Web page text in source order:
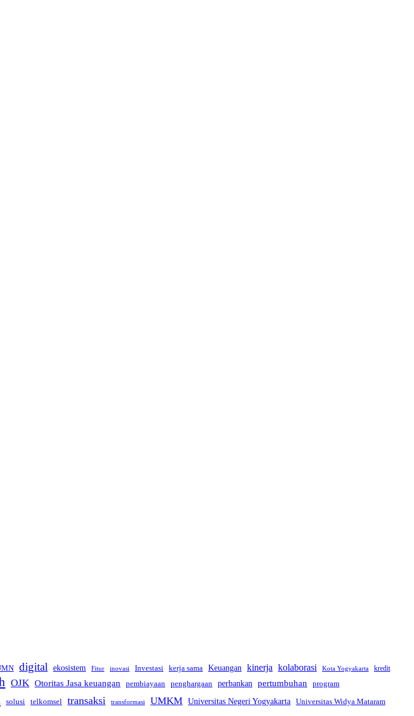
digital ekosistem Fitur inovasi Investasi kerja sama Keuangan kinerja kolaborasi Kota Yogyakarta kredit
OJK Otoritas Jasa keuangan pembiayaan penghargaan perbankan pertumbuhan program
solusi telkomsel transaksi transformasi UMKM Universitas Negeri Yogyakarta Universitas Widya Mataram